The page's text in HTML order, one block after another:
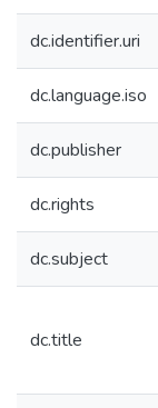
dc.identifier.uri
dc.language.iso
dc.publisher
dc.rights
dc.subject
dc.title